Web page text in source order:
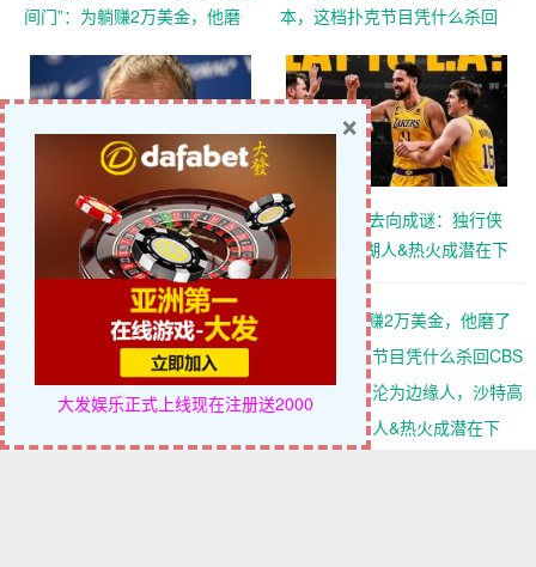
间门”：为躺赚2万美金，他磨
本，这档扑克节目凭什么杀回
迈博体育 巴萨中场竞争白热
化：卡萨多彻底沦为边缘人，
沙特高薪邀约引发去留两难
克莱·汤普森去向成谜：独行侠
有意交易，湖人&热火成潜在下
家，大发体育助力你的致富之
【EV扑克】WSOP主赛事“拖时间门”：为躺赚2万美金，他磨了
【EV扑克】没有解说、没有剧本，这档扑克节目凭什么杀回CBS
黄金档？
迈博体育 巴萨中场竞争白热化：卡萨多彻底沦为边缘人，沙特高
克莱·汤普森去向成谜：独行侠有意交易，湖人&热火成潜在下
大发娱乐正式上线现在注册送2000
×